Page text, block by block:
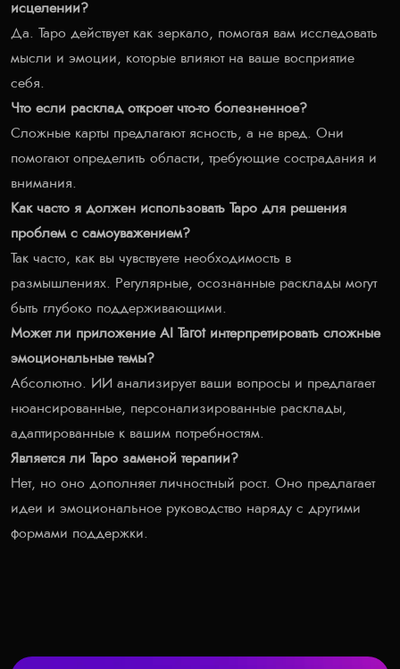
исцелении?
Да. Таро действует как зеркало, помогая вам исследовать
мысли и эмоции, которые влияют на ваше восприятие
себя.
Что если расклад откроет что-то болезненное?
Сложные карты предлагают ясность, а не вред. Они
помогают определить области, требующие сострадания и
внимания.
Как часто я должен использовать Таро для решения
проблем с самоуважением?
Так часто, как вы чувствуете необходимость в
размышлениях. Регулярные, осознанные расклады могут
быть глубоко поддерживающими.
Может ли приложение AI Tarot интерпретировать сложные
эмоциональные темы?
Абсолютно. ИИ анализирует ваши вопросы и предлагает
нюансированные, персонализированные расклады,
адаптированные к вашим потребностям.
Является ли Таро заменой терапии?
Нет, но оно дополняет личностный рост. Оно предлагает
идеи и эмоциональное руководство наряду с другими
формами поддержки.